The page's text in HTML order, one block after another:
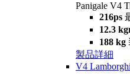
Panigale V4
216ps
12.3
188 kg
製品詳細
V4